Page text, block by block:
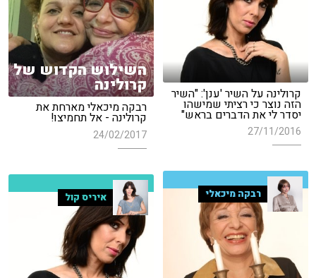
השילוש הקדוש של
קרולינה
רבקה מיכאלי מארחת את
קרולינה - אל תחמיצו!
24/02/2017
קרולינה על השיר 'ענן': "השיר
הזה נוצר כי רציתי שמישהו
יסדר לי את הדברים בראש"
27/11/2016
רבקה מיכאלי איריס קול